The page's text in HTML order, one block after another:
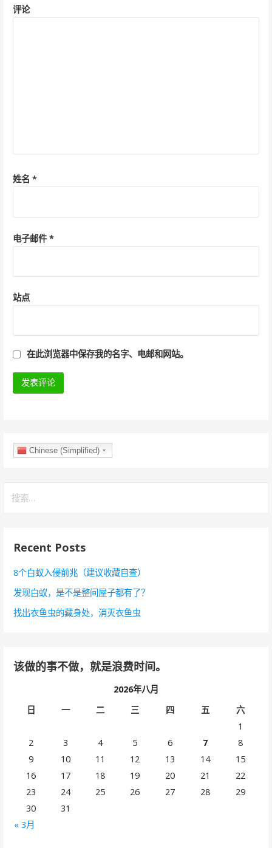
评论
姓名 *
电子邮件*
站点
在此浏览器中保存我的名字、电邮和网站。
Chinese (Simplified)
索
Recent Posts
8个白蚁入侵前兆（建议收藏自查）
发现白蚁，是不是整间屋子都有了？
找出衣鱼虫的藏身处，消灭衣鱼虫
该做的事不做，就是浪费时间。
2026年八月
日
一 二 三 四 五 六
« 3月
1
2
3 4 5 6 7
8
9
10 11 12 13 14
15
16
17 18 19 20 21
22
23
24 25 26 27 28
29
30
31